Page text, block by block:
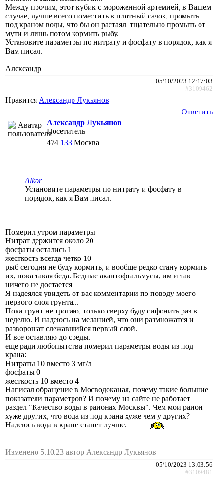
Между прочим, этот кубик с мороженной артемией, в Вашем
случае, лучше всего поместить в плотный сачок, промыть
под краном воды, что бы он растаял, тщательно промыть от
мути и лишь потом кормить рыбу.
Установите параметры по нитрату и фосфату в порядок, как я
Вам писал.
Александр
05/10/2023 12:17:03
#3109462
Нравится Александр Лукьянов
Ответить
Александр Лукьянов
Посетитель
474 133 Москва
Alkor
Установите параметры по нитрату и фосфату в
порядок, как я Вам писал.
Померил утром параметры
Нитрат держится около 20
фосфаты остались 1
жесткость всегда четко 10
рыб сегодня не буду кормить, и вообще редко стану кормить
их, пока такая беда. Бедные акантофтальмусы, им и так
ничего не достается.
Я надеялся увидеть от вас комментарии по поводу моего
первого слоя грунта...
Пока грунт не трогаю, только сверху буду сифонить раз в
неделю. И надеюсь на меланией, что они размножатся и
разворошат слежавшийся первый слой.
И все оставляю до среды.
еще ради любопытства померил параметры воды из под
крана:
Нитраты 10 вместо 3 мг/л
фосфаты 0
жесткость 10 вместо 4
Написал обращение в Мосводоканал, почему такие большие
показатели параметров? И почему на сайте не работает
раздел "Качество воды в районах Москвы". Чем мой район
хуже других, что вода из под крана хуже чем у других?
Надеюсь вода в кране станет лучше.
Изменено 5.10.23 автор Александр Лукьянов
05/10/2023 13:03:56
#3109481